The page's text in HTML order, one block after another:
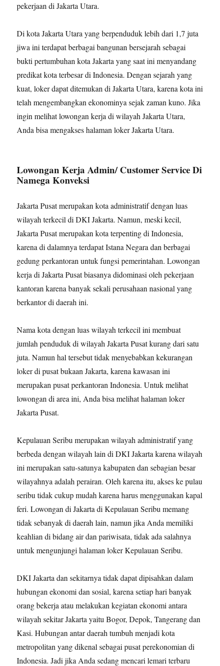
pekerjaan di Jakarta Utara.
Di kota Jakarta Utara yang berpenduduk lebih dari 1,7 juta
jiwa ini terdapat berbagai bangunan bersejarah sebagai
bukti pertumbuhan kota Jakarta yang saat ini menyandang
predikat kota terbesar di Indonesia. Dengan sejarah yang
kuat, loker dapat ditemukan di Jakarta Utara, karena kota ini
telah mengembangkan ekonominya sejak zaman kuno. Jika
ingin melihat lowongan kerja di wilayah Jakarta Utara,
Anda bisa mengakses halaman loker Jakarta Utara.
Lowongan Kerja Admin/ Customer Service Di
Namega Konveksi
Jakarta Pusat merupakan kota administratif dengan luas
wilayah terkecil di DKI Jakarta. Namun, meski kecil,
Jakarta Pusat merupakan kota terpenting di Indonesia,
karena di dalamnya terdapat Istana Negara dan berbagai
gedung perkantoran untuk fungsi pemerintahan. Lowongan
kerja di Jakarta Pusat biasanya didominasi oleh pekerjaan
kantoran karena banyak sekali perusahaan nasional yang
berkantor di daerah ini.
Nama kota dengan luas wilayah terkecil ini membuat
jumlah penduduk di wilayah Jakarta Pusat kurang dari satu
juta. Namun hal tersebut tidak menyebabkan kekurangan
loker di pusat bukaan Jakarta, karena kawasan ini
merupakan pusat perkantoran Indonesia. Untuk melihat
lowongan di area ini, Anda bisa melihat halaman loker
Jakarta Pusat.
Kepulauan Seribu merupakan wilayah administratif yang
berbeda dengan wilayah lain di DKI Jakarta karena wilayah
ini merupakan satu-satunya kabupaten dan sebagian besar
wilayahnya adalah perairan. Oleh karena itu, akses ke pulau
seribu tidak cukup mudah karena harus menggunakan kapal
feri. Lowongan di Jakarta di Kepulauan Seribu memang
tidak sebanyak di daerah lain, namun jika Anda memiliki
keahlian di bidang air dan pariwisata, tidak ada salahnya
untuk mengunjungi halaman loker Kepulauan Seribu.
DKI Jakarta dan sekitarnya tidak dapat dipisahkan dalam
hubungan ekonomi dan sosial, karena setiap hari banyak
orang bekerja atau melakukan kegiatan ekonomi antara
wilayah sekitar Jakarta yaitu Bogor, Depok, Tangerang dan
Kasi. Hubungan antar daerah tumbuh menjadi kota
metropolitan yang dikenal sebagai pusat perekonomian di
Indonesia. Jadi jika Anda sedang mencari lemari terbaru